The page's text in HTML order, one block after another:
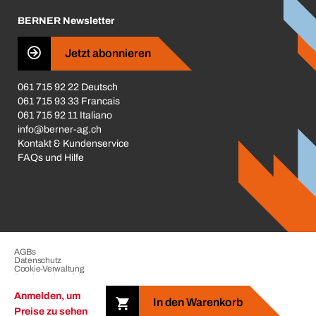
Anmelden, um
Preise zu sehen
In den Warenkorb
Business Conduct
BERNER Newsletter
Jetzt abonnieren
061 715 92 22 Deutsch
061 715 93 33 Francais
061 715 92 11 Italiano
info@berner-ag.ch
Kontakt & Kundenservice
FAQs und Hilfe
AGBs
Datenschutz
Cookie-Verwaltung
Beschwerdeverfahren